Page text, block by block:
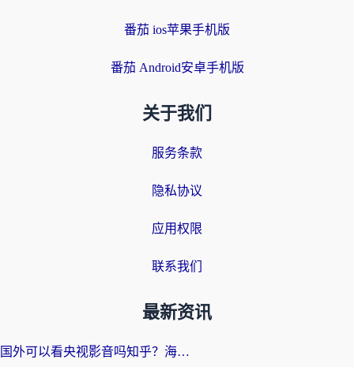
番茄 ios苹果手机版
番茄 Android安卓手机版
关于我们
服务条款
隐私协议
应用权限
联系我们
最新资讯
国外可以看央视影音吗知乎？海外党亲测有效的回国加速方案